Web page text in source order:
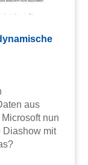
aus
nun
Diashow mit